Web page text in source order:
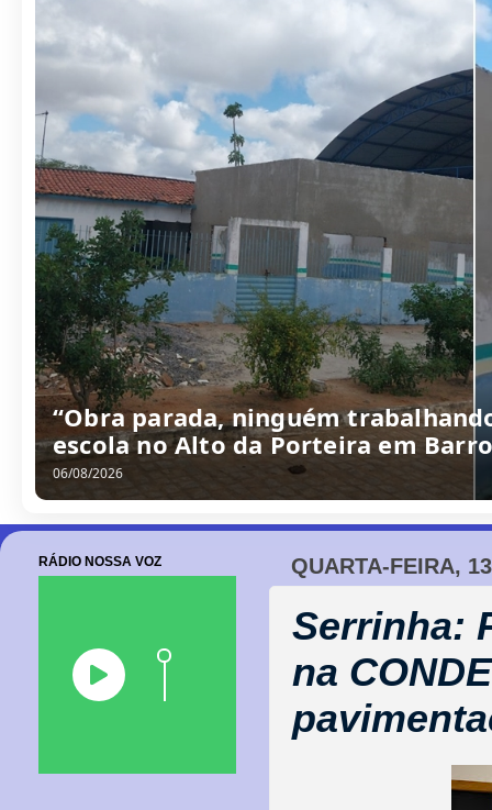
“Obra parada, ninguém
escola no Alto da Porteira em
06/08/2026
QUARTA-FEIRA,
Serrinha:
na
RÁDIO NOSSA VOZ